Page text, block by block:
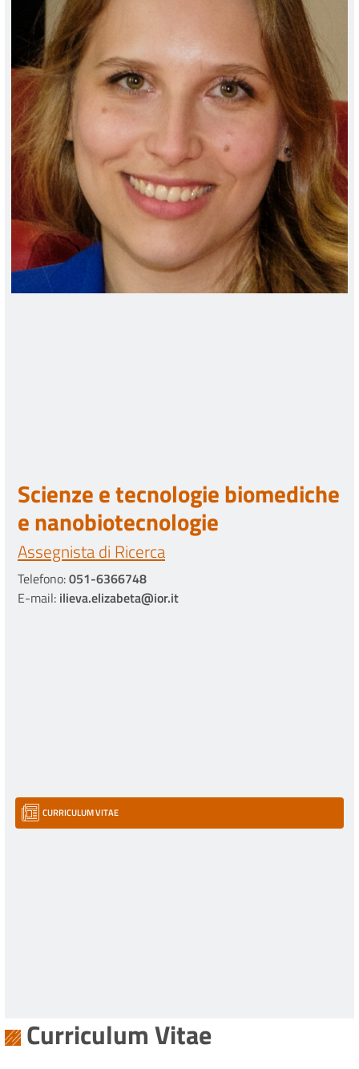
Scienze e tecnologie biomediche
e nanobiotecnologie
Assegnista di Ricerca
Telefono:051-6366748
E-mail: ilieva.elizabeta@ior.it
CURRICULUM VITAE
Curriculum Vitae